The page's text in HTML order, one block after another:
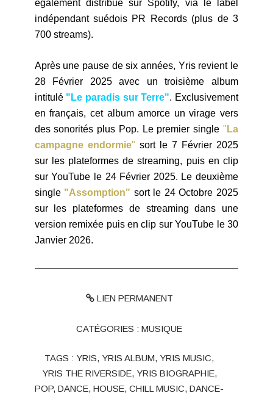
également distribué sur Spotify, via le label
indépendant suédois PR Records (plus de 3
700 streams).
Après une pause de six années, Yris revient le
28 Février 2025 avec un troisième album
intitulé "Le paradis sur Terre". Exclusivement
en français, cet album amorce un virage vers
des sonorités plus Pop. Le premier single " La
campagne endormie" sort le 7 Février 2025
sur les plateformes de streaming, puis en clip
sur YouTube le 24 Février 2025. Le deuxième
single "Assomption" sort le 24 Octobre 2025
sur les plateformes de streaming dans une
version remixée puis en clip sur YouTube le 30
Janvier 2026.
LIEN PERMANENT
CATÉGORIES :MUSIQUE
TAGS : YRIS, YRIS ALBUM, YRIS MUSIC,
YRIS THE RIVERSIDE, YRIS BIOGRAPHIE,
POP,DANCE,HOUSE,CHILL MUSIC,DANCE-